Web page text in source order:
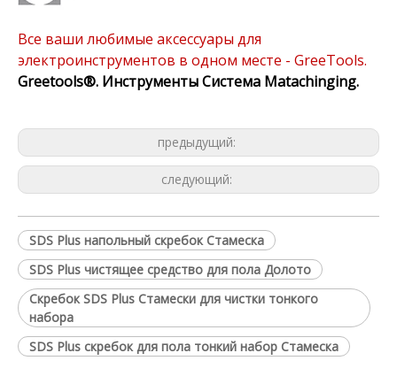
Все ваши любимые аксессуары для
электроинструментов в одном месте - GreeTools.
Greetools®. Инструменты Система Matachinging.
предыдущий:
следующий:
SDS Plus напольный скребок Стамеска
SDS Plus чистящее средство для пола Долото
Скребок SDS Plus Стамески для чистки тонкого
набора
SDS Plus скребок для пола тонкий набор Стамеска